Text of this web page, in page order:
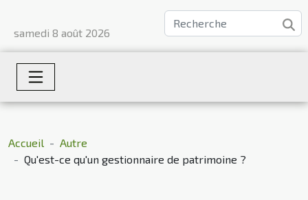
samedi 8 août 2026
Accueil
Autre
Qu'est-ce qu'un gestionnaire de patrimoine ?